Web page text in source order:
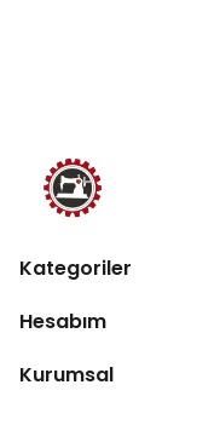
Kategoriler
Hesabım
Kurumsal